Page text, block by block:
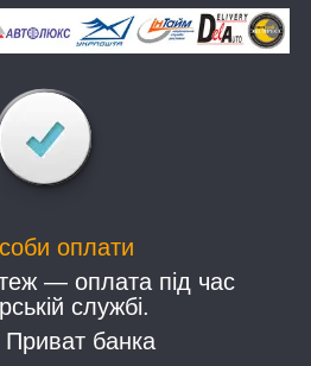
оплати
— оплата під час
службі.
банка